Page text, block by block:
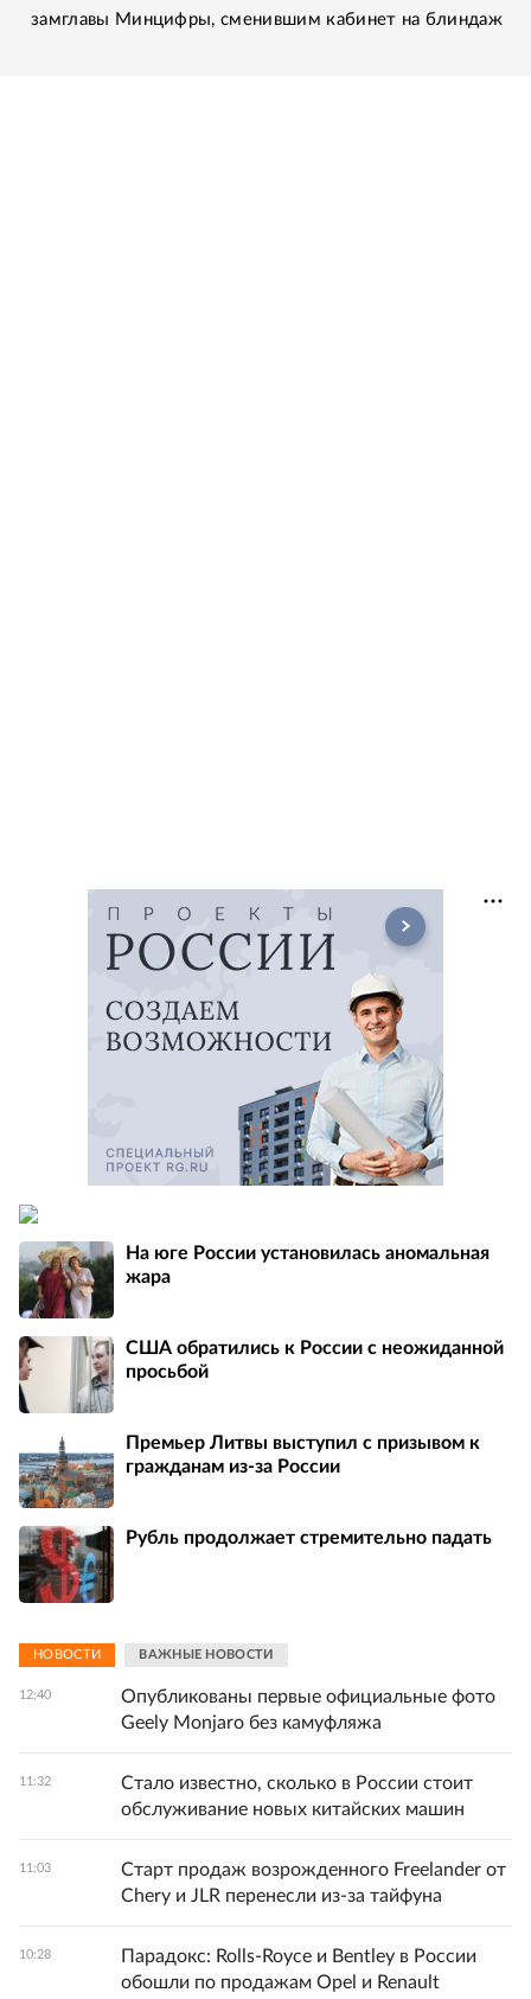
замглавы Минцифры, сменившим кабинет на блиндаж
На юге России установилась аномальная
жара
США обратились к России с неожиданной
просьбой
Премьер Литвы выступил с призывом к
гражданам из-за России
Рубль продолжает стремительно падать
НОВОСТИ ВАЖНЫЕ НОВОСТИ
12:40
Опубликованы первые официальные фото
Geely Monjaro без камуфляжа
11:32
Стало известно, сколько в России стоит
обслуживание новых китайских машин
11:03
Старт продаж возрожденного Freelander от
Chery и JLR перенесли из-за тайфуна
10:28
Парадокс: Rolls-Royce и Bentley в России
обошли по продажам Opel и Renault